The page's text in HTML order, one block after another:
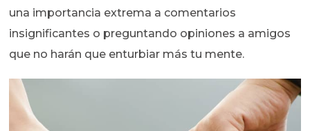
una importancia extrema a comentarios
insignificantes o preguntando opiniones a amigos
que no harán que enturbiar más tu mente.